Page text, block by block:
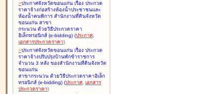
>ประกาศจังหวัดขอนแก่น เรื่อง ประกวด
ราคาจ้างก่อสร้างห้องน้ำประชาชนและ
ห้องน้ำคนพิการ สำนักงานที่ดินจังหวัด
ขอนแก่น สาขา
กระนวน ด้วยวิธีประกวดราคา
อิเล็กทรอนิกส์ (e-bidding) (ประกาศ,
เอกสารประกวดราคา)
>ประกาศจังหวัดขอนแก่น เรื่อง ประกวด
ราคาจ้างปรับปรุงบ้านพักข้าราชการ
จำนวน 3 หลัง ของสำนักงานที่ดินจังหวัด
ขอนแก่น
สาขากระนวน ด้วยวิธีประกวดราคาอิเล็ก
ทรอนิกส์ (e-bidding) (ประกาศ, เอกสาร
ประกวดราคา)